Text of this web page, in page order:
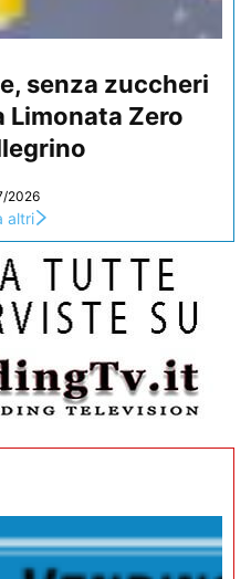
senza zuccheri
Zero
2026
altri